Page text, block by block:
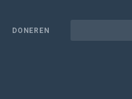
DONEREN